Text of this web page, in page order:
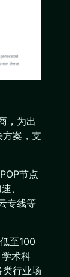
，为出
案，支
节点
、
专线等
至100
术科
行业场